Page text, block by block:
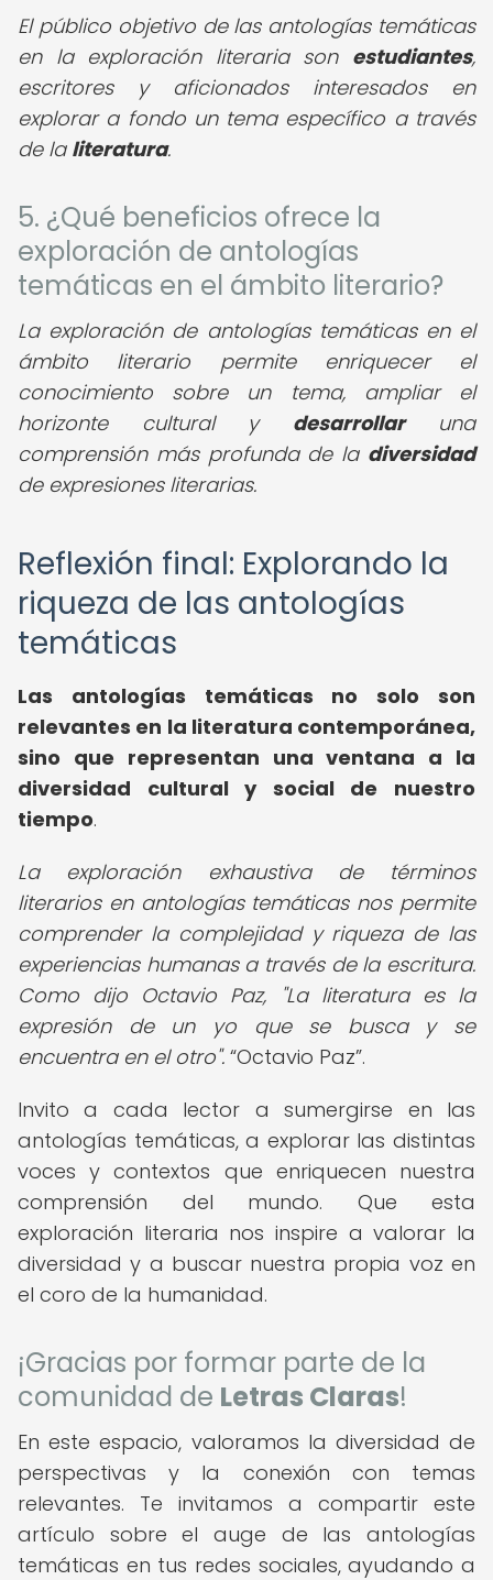
El público objetivo de las antologías temáticas
en la exploración literaria son estudiantes,
escritores y aficionados interesados en
explorar a fondo un tema específico a través
de la literatura.
5. ¿Qué beneficios ofrece la
exploración de antologías
temáticas en el ámbito literario?
La exploración de antologías temáticas en el
ámbito literario permite enriquecer el
conocimiento sobre un tema, ampliar el
horizonte cultural y desarrollaruna
comprensión más profunda de la diversidad
de expresiones literarias.
Reflexión final: Explorando la
riqueza de las antologías
temáticas
Las antologías temáticas no solo son
relevantes en la literatura contemporánea,
sino que representan una ventana a la
diversidad cultural y social de nuestro
tiempo.
La exploración exhaustiva de términos
literarios en antologías temáticas nos permite
comprender la complejidad y riqueza de las
experiencias humanas a través de la escritura.
Como dijo Octavio Paz, "La literatura es la
expresión de un yo que se busca y se
encuentra en el otro". Octavio Paz .
Invito a cada lector a sumergirse en las
antologías temáticas, a explorar las distintas
voces y contextos que enriquecen nuestra
comprensión del mundo. Que esta
exploración literaria nos inspire a valorar la
diversidad y a buscar nuestra propia voz en
el coro de la humanidad.
¡Gracias por formar parte de la
comunidad de Letras Claras!
En este espacio, valoramos la diversidad de
perspectivas y la conexión con temas
relevantes. Te invitamos a compartir este
artículo sobre el auge de las antologías
temáticas en tus redes sociales, ayudando a